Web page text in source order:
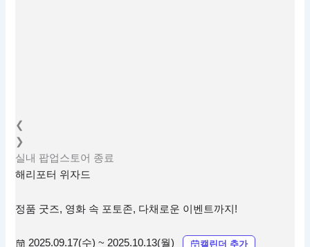
❮
❯
실내 팝업스토어 종료
해리포터 위자드
정품 굿즈, 영화 속 포토존, 다채로운 이벤트까지!
2025.09.17(수) ~ 2025.10.13(월) 캘린더 추가